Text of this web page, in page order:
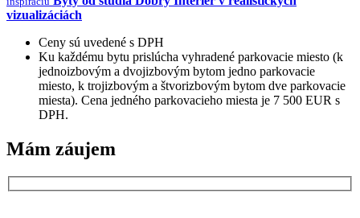
vizualizáciách
Ceny sú uvedené s DPH
Ku každému bytu prislúcha vyhradené parkovacie miesto (k
jednoizbovým a dvojizbovým bytom jedno parkovacie
miesto, k trojizbovým a štvorizbovým bytom dve parkovacie
miesta). Cena jedného parkovacieho miesta je 7 500 EUR s
DPH.
Mám záujem